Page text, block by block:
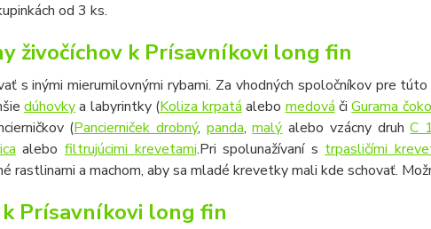
od 3 ks.
živočíchov k Prísavníkovi long fin
s inými mierumilovnými rybami. Za vhodných spoločníkov pre
dúhovkya labyrintky (Koliza krpatá alebo medová čiGurama
(Pancierniček drobný, panda,malý alebo vzácny druhC
alebo filtrujúcimi krevetami.Pri spolunažívaní s trpasličími
rastlinami a machom, aby sa mladé krevetky mali kde schovať.
Prísavníkovi long fin